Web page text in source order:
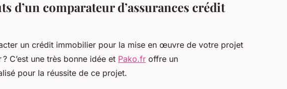
d’un comparateur d’assurances crédit
un crédit immobilier pour la mise en œuvre de votre projet
C’est une très bonne idée et Pako.fr offre un
pour la réussite de ce projet.